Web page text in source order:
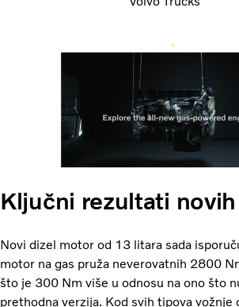
Ključni rezultati
Novi dizel motor od 13 litara sada
motor na gas pruža neverovatnih 2800
što je 300 Nm više u odnosu na ono što
prethodna verzija. Kod svih tipova vožnje